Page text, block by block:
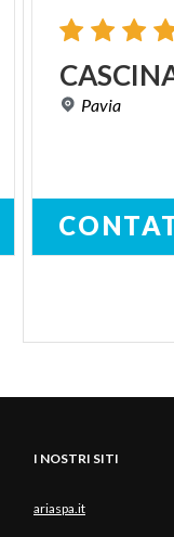
Pavia
I NOSTRI SITI
ariaspa.it